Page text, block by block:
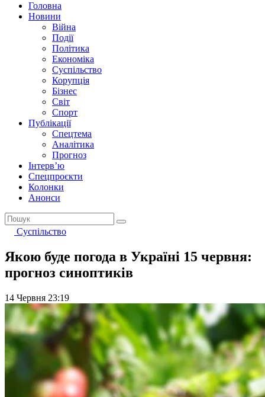
Головна
Новини
Війна
Події
Політика
Економіка
Суспільство
Корупція
Бізнес
Світ
Спорт
Публікації
Спецтема
Аналітика
Прогноз
Інтерв’ю
Спецпроєкти
Колонки
Анонси
Суспільство
Якою буде погода в Україні 15 червня:
прогноз синоптиків
14 Червня 23:19